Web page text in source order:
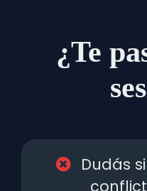
¿Te
Dudás